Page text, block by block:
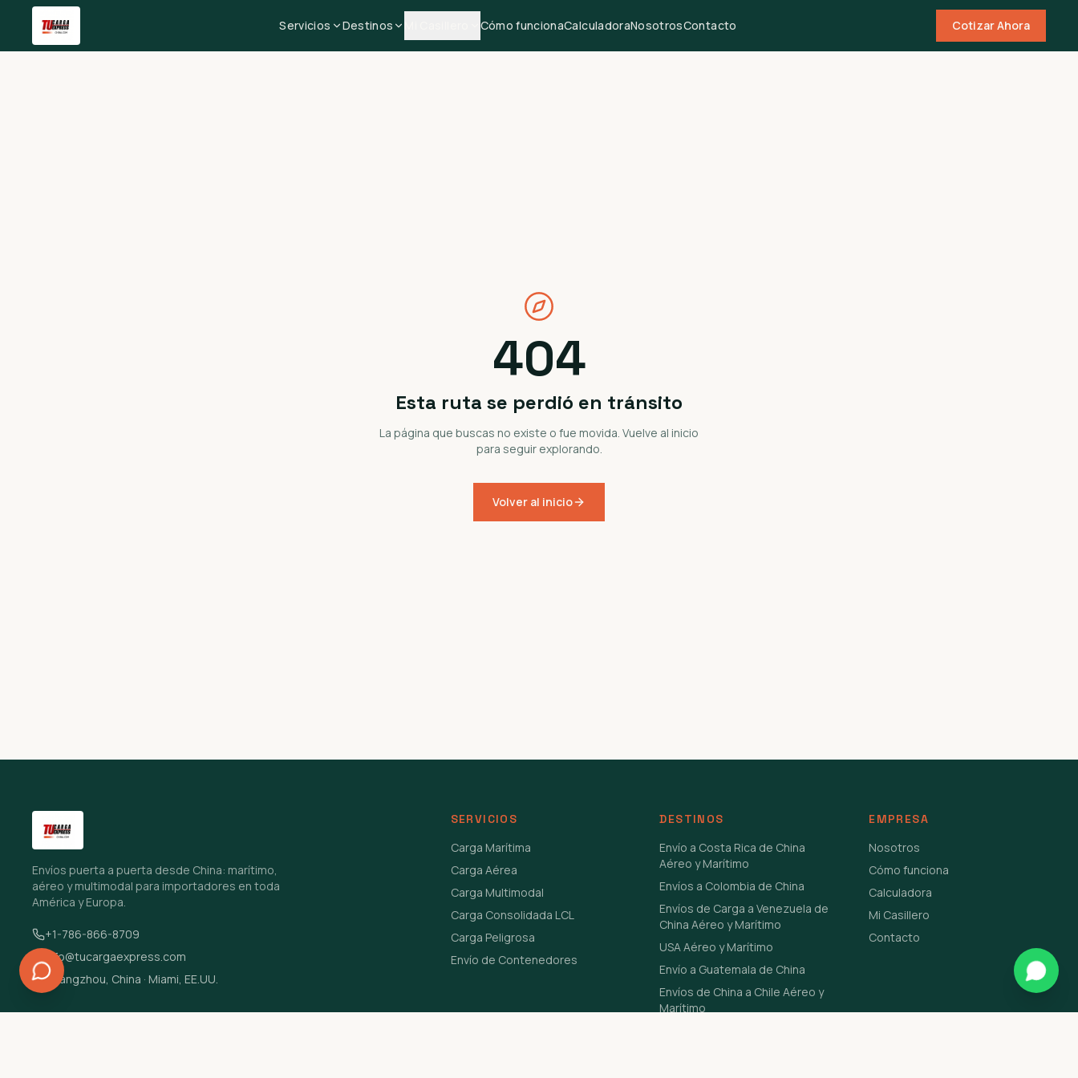
Servicios Destinos Cómo funcionaCalculadoraNosotrosContacto Cotizar Ahora
404
Esta ruta se perdió en tránsito
La página que buscas no existe o fue movida. Vuelve al inicio
para seguir explorando.
Volver al inicio
Envíos puerta a puerta desde China: marítimo,
aéreo y multimodal para importadores en toda
América y Europa.
+1-786-866-8709
info@tucargaexpress.com
Guangzhou, China · Miami, EE.UU.
SERVICIOS
Carga Marítima
Carga Aérea
Carga Multimodal
Carga Consolidada LCL
Carga Peligrosa
Envío de Contenedores
DESTINOS
Envío a Costa Rica de China
Aéreo y Marítimo
Envíos a Colombia de China
Envíos de Carga a Venezuela de
China Aéreo y Marítimo
USA Aéreo y Marítimo
Envío a Guatemala de China
Envíos de China a Chile Aéreo y
Marítimo
EMPRESA
Nosotros
Cómo funciona
Calculadora
Mi Casillero
Contacto